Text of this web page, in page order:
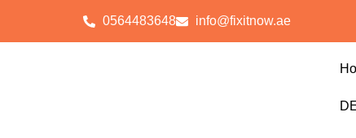
0564483648 info@fixitnow.ae